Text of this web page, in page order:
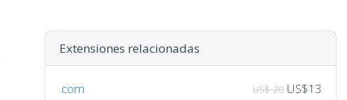
Extensiones relacionadas
.com US$ 20 US$13